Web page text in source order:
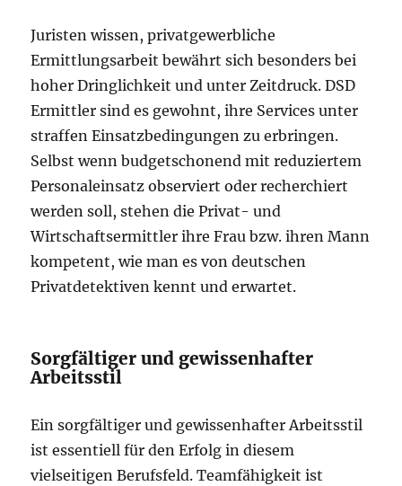
Juristen wissen, privatgewerbliche
Ermittlungsarbeit bewährt sich besonders bei
hoher Dringlichkeit und unter Zeitdruck. DSD
Ermittler sind es gewohnt, ihre Services unter
straffen Einsatzbedingungen zu erbringen.
Selbst wenn budgetschonend mit reduziertem
Personaleinsatz observiert oder recherchiert
werden soll, stehen die Privat- und
Wirtschaftsermittler ihre Frau bzw. ihren Mann
kompetent, wie man es von deutschen
Privatdetektiven kennt und erwartet.
Sorgfältiger und gewissenhafter
Arbeitsstil
Ein sorgfältiger und gewissenhafter Arbeitsstil
ist essentiell für den Erfolg in diesem
vielseitigen Berufsfeld. Teamfähigkeit ist